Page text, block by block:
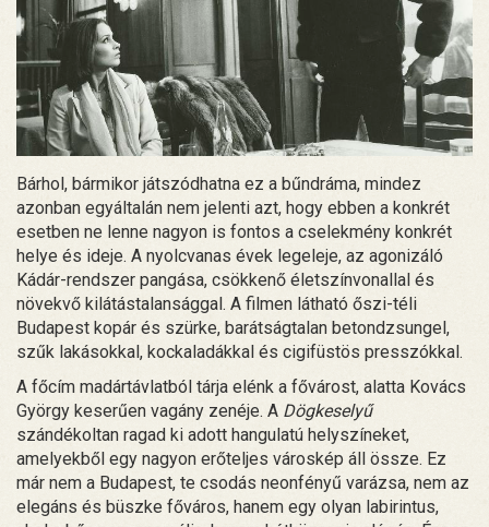
Bárhol, bármikor játszódhatna ez a bűndráma, mindez
azonban egyáltalán nem jelenti azt, hogy ebben a konkrét
esetben ne lenne nagyon is fontos a cselekmény konkrét
helye és ideje. A nyolcvanas évek legeleje, az agonizáló
Kádár-rendszer pangása, csökkenő életszínvonallal és
növekvő kilátástalansággal. A filmen látható őszi-téli
Budapest kopár és szürke, barátságtalan betondzsungel,
szűk lakásokkal, kockaladákkal és cigifüstös presszókkal.
A főcím madártávlatból tárja elénk a fővárost, alatta Kovács
György keserűen vagány zenéje. A Dögkeselyű
szándékoltan ragad ki adott hangulatú helyszíneket,
amelyekből egy nagyon erőteljes városkép áll össze. Ez
már nem a Budapest, te csodás neonfényű varázsa, nem az
elegáns és büszke főváros, hanem egy olyan labirintus,